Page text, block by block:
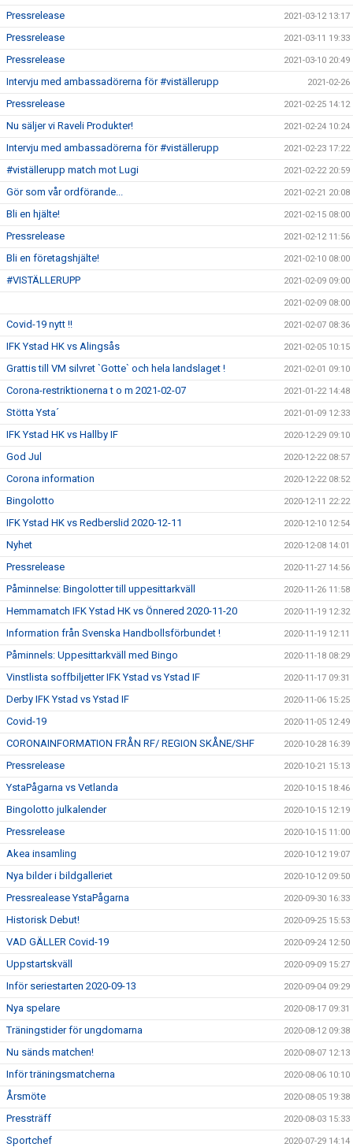
Pressrelease 2021-03-12 13:17
Pressrelease 2021-03-11 19:33
Pressrelease 2021-03-10 20:49
Intervju med ambassadörerna för #viställerupp 2021-02-26
Pressrelease 2021-02-25 14:12
Nu säljer vi Raveli Produkter! 2021-02-24 10:24
Intervju med ambassadörerna för #viställerupp 2021-02-23 17:22
#viställerupp match mot Lugi 2021-02-22 20:59
Gör som vår ordförande... 2021-02-21 20:08
Bli en hjälte! 2021-02-15 08:00
Pressrelease 2021-02-12 11:56
Bli en företagshjälte! 2021-02-10 08:00
#VISTÄLLERUPP 2021-02-09 09:00
2021-02-09 08:00
Covid-19 nytt !! 2021-02-07 08:36
IFK Ystad HK vs Alingsås 2021-02-05 10:15
Grattis till VM silvret `Gotte` och hela landslaget ! 2021-02-01 09:10
Corona-restriktionerna t o m 2021-02-07 2021-01-22 14:48
Stötta Ysta´ 2021-01-09 12:33
IFK Ystad HK vs Hallby IF 2020-12-29 09:10
God Jul 2020-12-22 08:57
Corona information 2020-12-22 08:52
Bingolotto 2020-12-11 22:22
IFK Ystad HK vs Redberslid 2020-12-11 2020-12-10 12:54
Nyhet 2020-12-08 14:01
Pressrelease 2020-11-27 14:56
Påminnelse: Bingolotter till uppesittarkväll 2020-11-26 11:58
Hemmamatch IFK Ystad HK vs Önnered 2020-11-20 2020-11-19 12:32
Information från Svenska Handbollsförbundet ! 2020-11-19 12:11
Påminnels: Uppesittarkväll med Bingo 2020-11-18 08:29
Vinstlista soffbiljetter IFK Ystad vs Ystad IF 2020-11-17 09:31
Derby IFK Ystad vs Ystad IF 2020-11-06 15:25
Covid-19 2020-11-05 12:49
CORONAINFORMATION FRÅN RF/ REGION SKÅNE/SHF 2020-10-28 16:39
Pressrelease 2020-10-21 15:13
YstaPågarna vs Vetlanda 2020-10-15 18:46
Bingolotto julkalender 2020-10-15 12:19
Pressrelease 2020-10-15 11:00
Akea insamling 2020-10-12 19:07
Nya bilder i bildgalleriet 2020-10-12 09:50
Pressrealease YstaPågarna 2020-09-30 16:33
Historisk Debut! 2020-09-25 15:53
VAD GÄLLER Covid-19 2020-09-24 12:50
Uppstartskväll 2020-09-09 15:27
Inför seriestarten 2020-09-13 2020-09-04 09:29
Nya spelare 2020-08-17 09:31
Träningstider för ungdomarna 2020-08-12 09:38
Nu sänds matchen! 2020-08-07 12:13
Inför träningsmatcherna 2020-08-06 10:10
Årsmöte 2020-08-05 19:38
Pressträff 2020-08-03 15:33
Sportchef 2020-07-29 14:14